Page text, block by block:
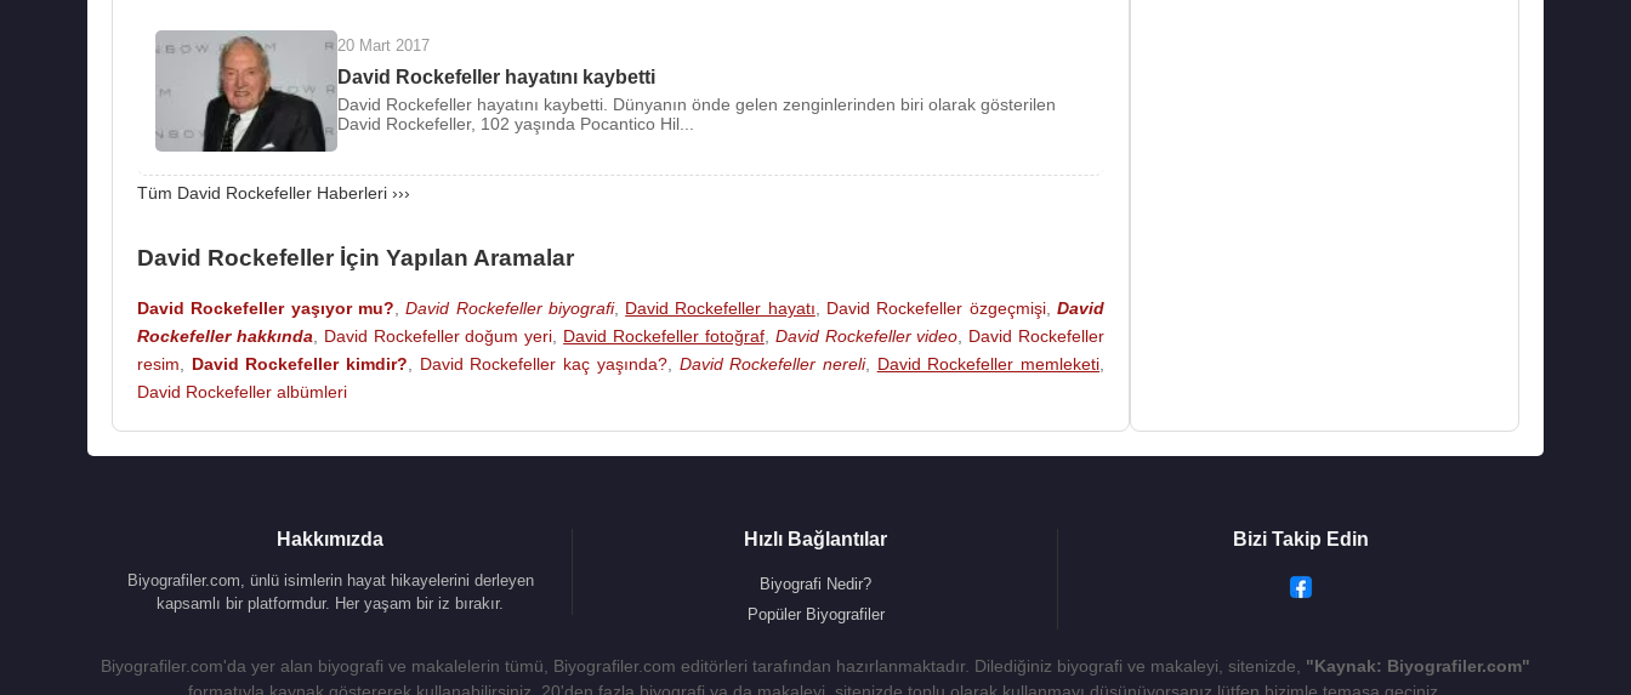
19 milyar dolar idi ve bunun 4.9 milyar doları net kazanç idi. En önemli hissedar da David Rockefeller'di.
Forbes dergisine göre kişisel serveti 3.2 milyar dolar olan David Rockefeller, 2008yılındaHarvard
Üniversitesi'ne 100.000.000 dolar bağışta bulunmuştur.
David Rockefeller, Peggy McGrath ile evlendi. Eşi Peggy McGrath 1996 yılında öldü.Richard Rockefeller
ameliyatı olmuştur.
20 Mart2017tarihinde Pocantico Hills,New York, ABD'de evinde kronik kalp yetmezliği sebebiyle uykusunda
102 yaşında öldü.
Kaynak:Biyografiler.com
20 Mart 2017
David Rockefeller hayatını kaybetti
David Rockefeller hayatını kaybetti. Dünyanın önde gelen zenginlerinden biri olarak gösterilen
David Rockefeller, 102 yaşında Pocantico Hil...
Tüm David Rockefeller Haberleri ›››
David Rockefeller İçin Yapılan Aramalar
David Rockefeller yaşıyor mu? ,David Rockefeller biyografi, David Rockefeller hayatı David Rockefeller özgeçmişi,David
Rockefeller hakkında
David Rockefeller doğum yeri David Rockefeller fotoğraf, David Rockefeller video
David Rockefeller
resim
David Rockefeller kimdir? David Rockefeller kaç yaşında?, David Rockefeller nereli, David Rockefeller memleketi
David Rockefeller albümleri
Hakkımızda
Biyografiler.com, ünlü isimlerin hayat hikayelerini derleyen
kapsamlı bir platformdur. Her yaşam bir iz bırakır.
Hızlı Bağlantılar
Biyografi Nedir?
Popüler Biyografiler
Bizi Takip Edin
Biyografiler.com'da yer alan biyografi ve makalelerin tümü, Biyografiler.com editörleri tarafından hazırlanmaktadır. Dilediğiniz biyografi ve makaleyi, sitenizde, "Kaynak: Biyografiler.com"